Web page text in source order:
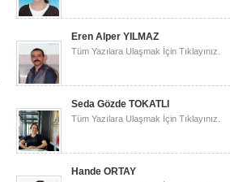
Eren Alper YILMAZ
Tüm Yazılara Ulaşmak İçin Tıklayınız.
Seda Gözde TOKATLI
Tüm Yazılara Ulaşmak İçin Tıklayınız.
Hande ORTAY